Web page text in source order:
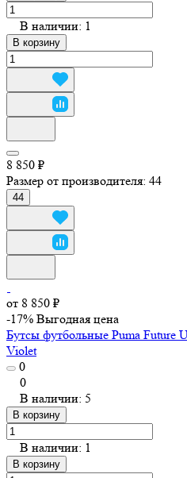
В наличии: 1
В корзину
8 850 ₽
Размер от производителя: 44
44
от 8 850 ₽
-17% Выгодная цена
Бутсы футбольные Puma Future
Violet
0
0
В наличии: 5
В корзину
В наличии: 1
В корзину